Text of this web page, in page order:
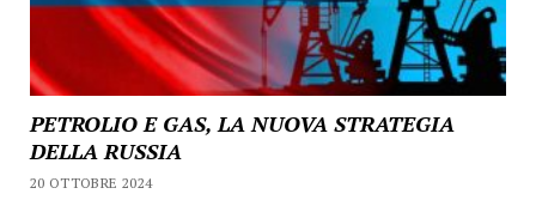
PETROLIO E GAS, LA NUOVA STRATEGIA
DELLA RUSSIA
20 OTTOBRE 2024